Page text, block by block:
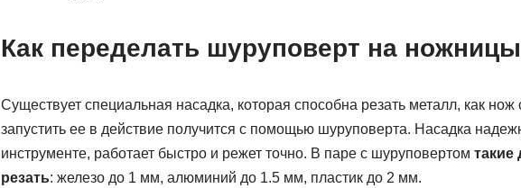
Как переделать шуруповерт на
Существует специальная насадка, которая способна резать металл, как
запустить ее в действие получится с помощью шуруповерта. Насадка
инструменте, работает быстро и режет точно. В паре с шуруповертом
резать: железо до 1 мм, алюминий до 1.5 мм, пластик до 2 мм.